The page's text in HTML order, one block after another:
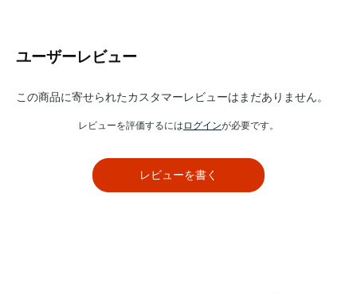
ユーザーレビュー
この商品に寄せられたカスタマーレビューはまだありません。
レビューを評価するには ログインが必要です。
レビューを書く